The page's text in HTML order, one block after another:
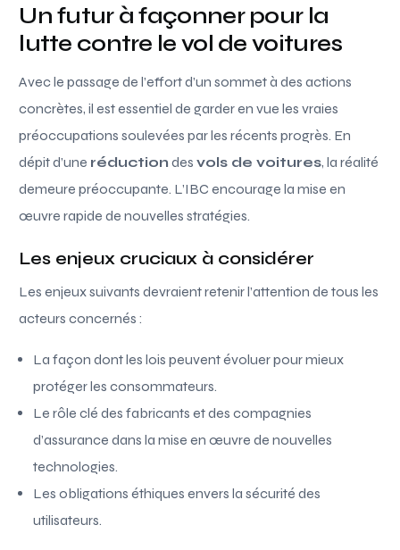
Un futur à façonner pour la
lutte contre le vol de voitures
Avec le passage de l’effort d’un sommet à des actions
concrètes, il est essentiel de garder en vue les vraies
préoccupations soulevées par les récents progrès. En
dépit d’une réduction desvols de voitures, la réalité
demeure préoccupante. L’IBC encourage la mise en
œuvre rapide de nouvelles stratégies.
Les enjeux cruciaux à considérer
Les enjeux suivants devraient retenir l’attention de tous les
acteurs concernés :
La façon dont les lois peuvent évoluer pour mieux
protéger les consommateurs.
Le rôle clé des fabricants et des compagnies
d’assurance dans la mise en œuvre de nouvelles
technologies.
Les obligations éthiques envers la sécurité des
utilisateurs.